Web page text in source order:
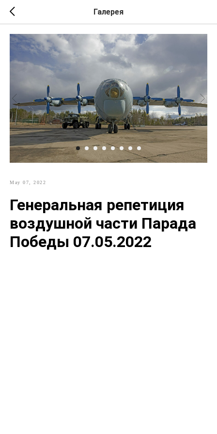
Галерея
May 07, 2022
Генеральная репетиция
воздушной части Парада
Победы 07.05.2022